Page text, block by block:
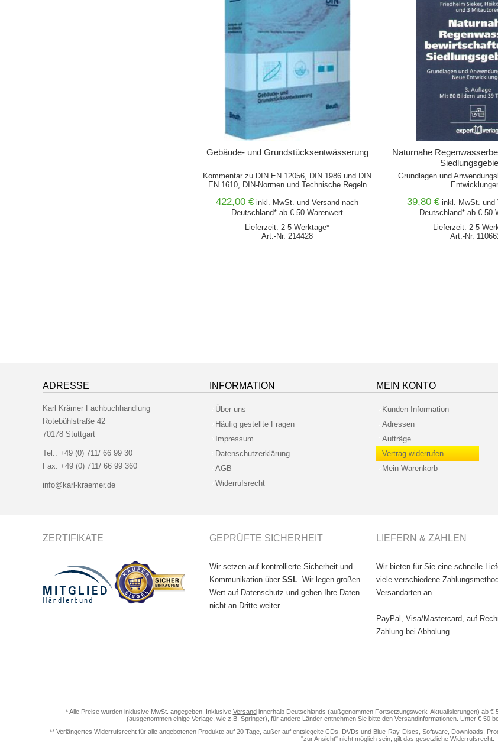
Gebäude- und Grundstücksentwässerung
Kommentar zu DIN EN 12056, DIN 1986 und DIN
EN 1610, DIN-Normen und Technische Regeln
422,00 € inkl. MwSt. undVersand nach
Deutschland* ab € 50 Warenwert
Lieferzeit: 2-5 Werktage*
Art.-Nr. 214428
Naturnahe
Grundlagen und
39,80 € inkl. MwSt. und
Deutschland* ab € 50
Lieferzeit: 2-5
Art.-Nr.
ADRESSE
Karl Krämer Fachbuchhandlung
Rotebühlstraße 42
70178 Stuttgart
Tel.: +49 (0) 711/ 66 99 30
Fax: +49 (0) 711/ 66 99 360
info@karl-kraemer.de
INFORMATION
Über uns
Häufig gestellte Fragen
Impressum
Datenschutzerklärung
AGB
Widerrufsrecht
MEIN KONTO
Kunden-Information
Adressen
Aufträge
Vertrag widerrufen
Mein Warenkorb
ZERTIFIKATE GEPRÜFTE SICHERHEIT
Wir setzen auf kontrollierte Sicherheit und
Kommunikation über SSL . Wir legen großen
Wert auf Datenschutz und geben Ihre Daten
nicht an Dritte weiter.
LIEFERN & ZAHLEN
Wir bieten für Sie eine schnelle
viele verschiedene
Versandarten an.
PayPal, Visa/Mastercard, auf
Zahlung bei Abholung
* Alle Preise wurden inklusive MwSt. angegeben. Inklusive Versandinnerhalb Deutschlands (außgenommen Fortsetzungswerk-Aktualisierungen) ab €
(ausgenommen einige Verlage, wie z.B. Springer), für andere Länder entnehmen Sie bitte den Versandinformationen . Unter € 50
** Verlängertes Widerrufsrecht für alle angebotenen Produkte auf 20 Tage, außer auf entsiegelte CDs, DVDs und Blue-Ray-Discs, Software, Downloads,
"zur Ansicht" nicht möglich sein, gilt das gesetzliche Widerrufsrecht.